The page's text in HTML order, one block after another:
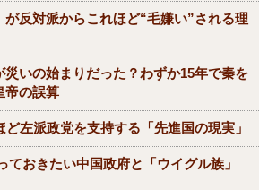
が反対派からこれほど“毛嫌い”される理
災いの始まりだった？わずか15年で秦を
帝の誤算
ど左派政党を支持する「先進国の現実」
ておきたい中国政府と「ウイグル族」